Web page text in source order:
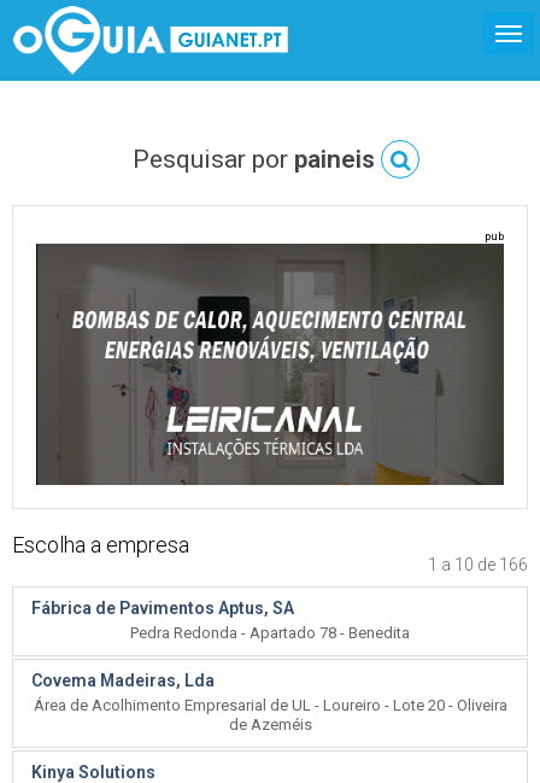
Pesquisar por paineis
pub
Escolha a empresa
1 a 10 de 166
Fábrica de Pavimentos Aptus, SA
Pedra Redonda - Apartado 78 - Benedita
Covema Madeiras, Lda
Área de Acolhimento Empresarial de UL - Loureiro - Lote 20 - Oliveira
de Azeméis
Kinya Solutions